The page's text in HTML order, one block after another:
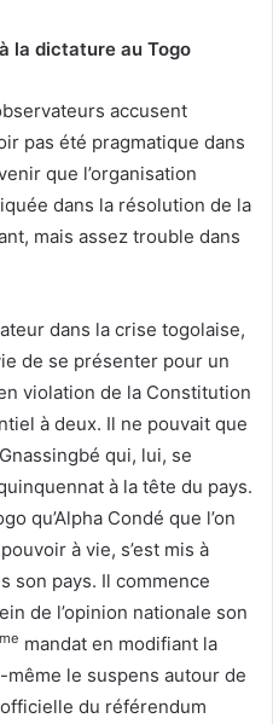
la dictature au Togo
accusent
pas été pragmatique dans
que l’organisation
dans la résolution de la
mais assez trouble dans
dans la crise togolaise,
de se présenter pour un
violation de la Constitution
à deux. Il ne pouvait que
qui, lui, se
à la tête du pays.
qu’Alpha Condé que l’on
à vie, s’est mis à
son pays. Il commence
de l’opinion nationale son
mandat en modifiant la
le suspens autour de
officielle du référendum